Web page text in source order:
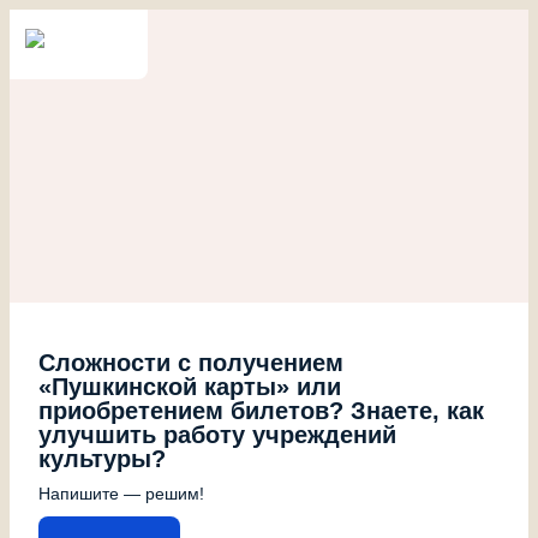
Сложности с получением
«Пушкинской карты» или
приобретением билетов? Знаете, как
улучшить работу учреждений
культуры?
Напишите — решим!